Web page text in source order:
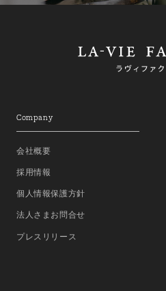
Company
会社概要
採用情報
個人情報保護方針
法人さまお問合せ
プレスリリース